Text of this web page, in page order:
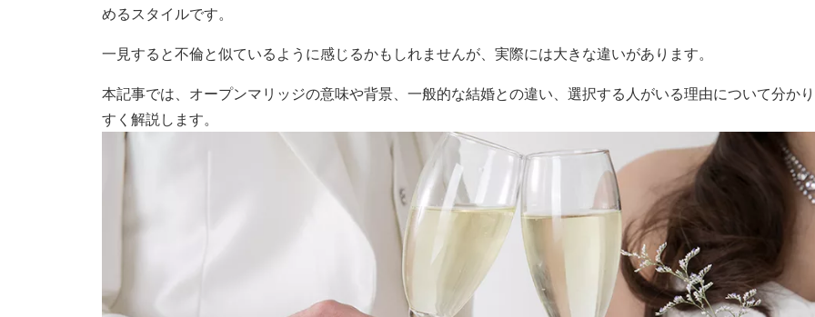
めるスタイルです。
一見すると不倫と似ているように感じるかもしれませんが、実際には大きな違いがあります。
本記事では、オープンマリッジの意味や背景、一般的な結婚との違い、選択する人がいる理由について分か
すく解説します。